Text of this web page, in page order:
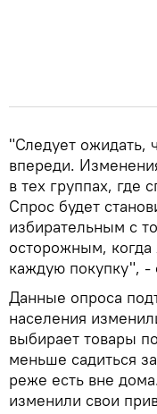
"Следует ожидать,
впереди.
в тех группах, где
Спрос будет
избирательным с
осторожным,
каждую покупку", -
Данные опроса
населения
выбирает товары
меньше садиться
реже есть вне
изменили свои